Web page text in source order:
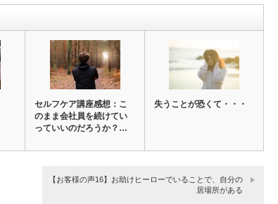
セルフケア講座感想：こ
のまま会社員を続けてい
っていいのだろうか？…
失うことが恐くて・・・
【お客様の声16】お助けヒーローでいることで、自分の
居場所がある